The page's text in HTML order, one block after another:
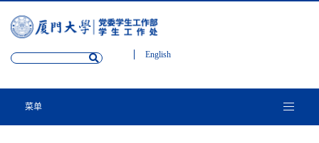
English
菜单